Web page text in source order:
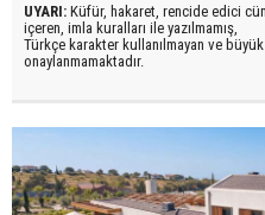
UYARI: Küfür, hakaret, rencide edici
içeren, imla kuralları ile yazılmamış,
Türkçe karakter kullanılmayan ve
onaylanmamaktadır.